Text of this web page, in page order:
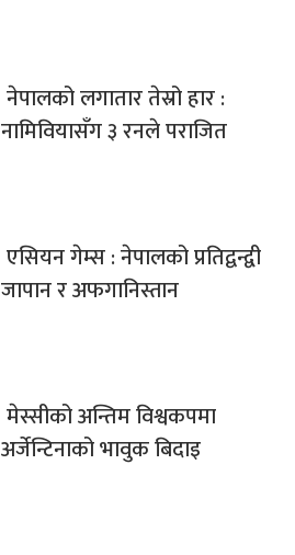
नेपालको लगातार तेस्रो हार :
नामिवियासँग ३ रनले पराजित
एसियन गेम्स : नेपालको प्रतिद्वन्द्वी
जापान र अफगानिस्तान
मेस्सीको अन्तिम विश्वकपमा
अर्जेन्टिनाको भावुक बिदाइ